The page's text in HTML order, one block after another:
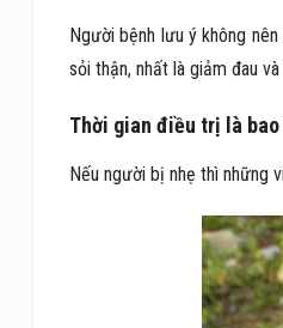
Người bệnh lưu ý không
sỏi thận, nhất là giảm đau
Thời gian điều trị là bao
Nếu người bị nhẹ thì những